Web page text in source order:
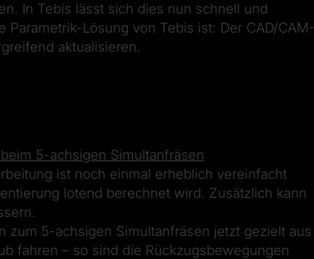
In Tebis lässt sich dies nun schnell und
Lösung von Tebis ist: Der CAD/CAM-
aktualisieren.
5-achsigen Simultanfräsen
ist noch einmal erheblich vereinfacht
lotend berechnet wird. Zusätzlich kann
zum 5-achsigen Simultanfräsen jetzt gezielt aus
fahren – so sind die Rückzugsbewegungen